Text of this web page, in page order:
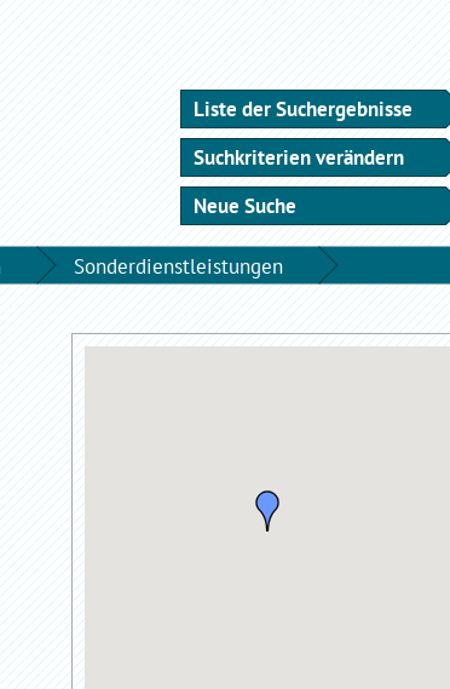
Liste der Suchergebnisse
Suchkriterien verändern
Neue Suche
Sonderdienstleistungen